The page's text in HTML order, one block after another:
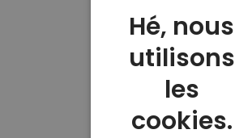
Hé, nous
utilisons
les
cookies.